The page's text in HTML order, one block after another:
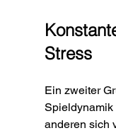
Stress
Ein zweiter
Spieldynamik
anderen sich